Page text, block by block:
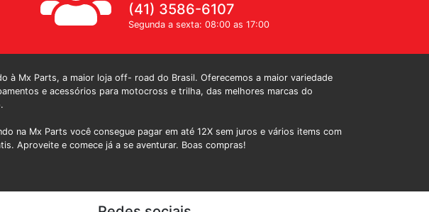
(41) 3586-6107
Segunda a sexta: 08:00 as 17:00
à Mx Parts, a maior loja off- road do Brasil. Oferecemos a maior variedade
e acessórios para motocross e trilha, das melhores marcas do
na Mx Parts você consegue pagar em até 12X sem juros e vários items com
Aproveite e comece já a se aventurar. Boas compras!